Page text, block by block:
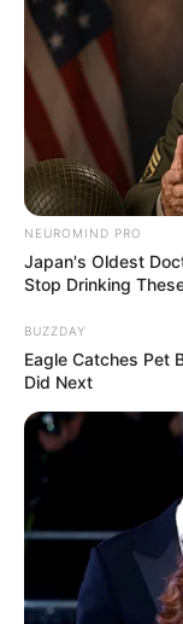
NEUROMIND PRO
Japan's Oldest
Stop Drinking
BUZZDAY
Eagle Catches Pet
Did Next